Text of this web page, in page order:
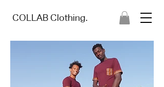
COLLAB Clothing.